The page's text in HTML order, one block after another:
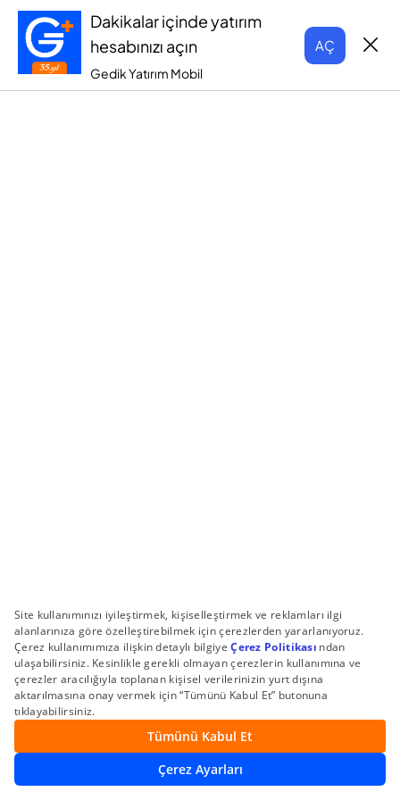
Dakikalar içinde yatırım
hesabınızı açın
Gedik Yatırım Mobil
AÇ